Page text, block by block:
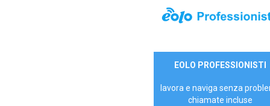
35,00 €/mese
EOLO PROFESSIONISTI
lavora e naviga senza
chiamate incluse